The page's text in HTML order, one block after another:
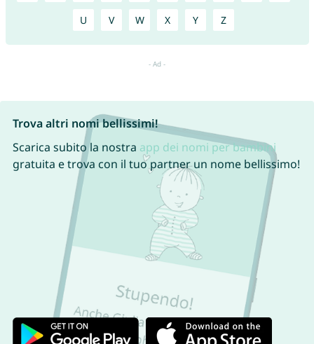
U V W X Y Z
Trova altri nomi bellissimi!
Scarica subito la nostra app dei nomi per bambini
gratuita e trova con il tuo partner un nome bellissimo!